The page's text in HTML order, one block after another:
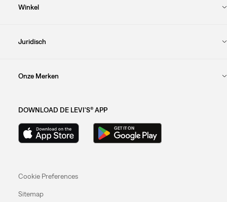
Winkel
Juridisch
Onze Merken
DOWNLOAD DE LEVI'S® APP
Cookie Preferences
Sitemap